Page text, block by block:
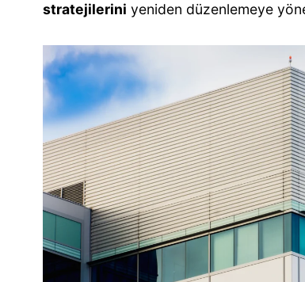
stratejilerini yeniden düzenlemeye